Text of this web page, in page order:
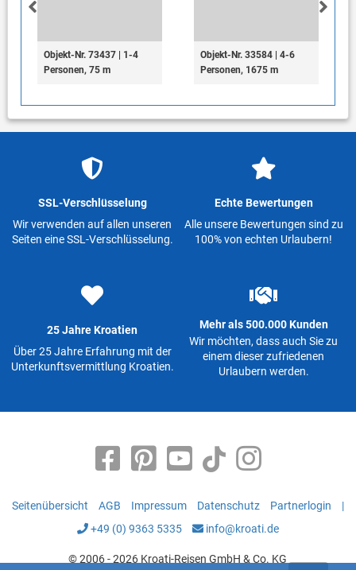
Objekt-Nr. 73437 | 1-4
Personen, 75 m
Objekt-Nr. 33584 | 4-6
Personen, 1675 m
SSL-Verschlüsselung
Wir verwenden auf allen unseren
Seiten eine SSL-Verschlüsselung.
Echte Bewertungen
Alle unsere Bewertungen sind zu
100% von echten Urlaubern!
25 Jahre Kroatien
Über 25 Jahre Erfahrung mit der
Unterkunftsvermittlung Kroatien.
Mehr als 500.000 Kunden
Wir möchten, dass auch Sie zu
einem dieser zufriedenen
Urlaubern werden.
Seitenübersicht AGB Impressum Datenschutz Partnerlogin
|
+49 (0) 9363 5335
info@kroati.de
© 2006 - 2026 Kroati-Reisen GmbH & Co. KG